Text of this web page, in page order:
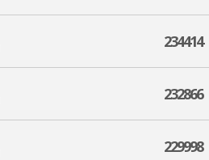
234414
232866
229998